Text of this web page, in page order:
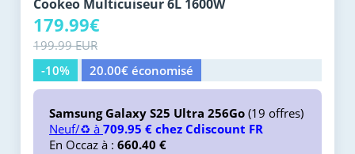
Cookeo Multicuiseur 6L 1600W
179.99€
199.99 EUR
-10%
20.00€ économisé
Samsung Galaxy S25 Ultra 256Go (19 offres)
Neuf/♻️ à 709.95 € chez Cdiscount FR
En Occaz à : 660.40 €